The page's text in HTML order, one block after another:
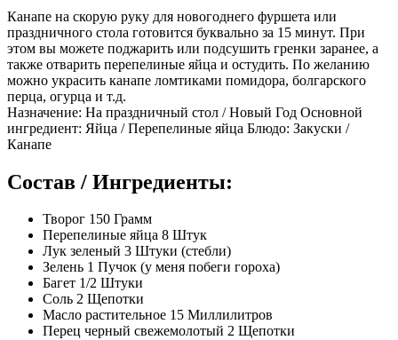
Канапе на скорую руку для новогоднего фуршета или
праздничного стола готовится буквально за 15 минут. При
этом вы можете поджарить или подсушить гренки заранее, а
также отварить перепелиные яйца и остудить. По желанию
можно украсить канапе ломтиками помидора, болгарского
перца, огурца и т.д.
Назначение: На праздничный стол / Новый Год Основной
ингредиент: Яйца / Перепелиные яйца Блюдо: Закуски /
Канапе
Состав / Ингредиенты:
Творог 150 Грамм
Перепелиные яйца 8 Штук
Лук зеленый 3 Штуки (стебли)
Зелень 1 Пучок (у меня побеги гороха)
Багет 1/2 Штуки
Соль 2 Щепотки
Масло растительное 15 Миллилитров
Перец черный свежемолотый 2 Щепотки